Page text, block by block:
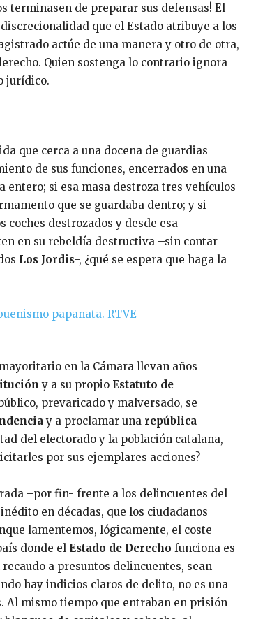
terminasen de preparar sus defensas! El
que el Estado atribuye a los
actúe de una manera y otro de otra,
Quien sostenga lo contrario ignora
jurídico.
que cerca a una docena de guardias
de sus funciones, encerrados en una
si esa masa destroza tres vehículos
que se guardaba dentro; y si
coches destrozados y desde esa
en su rebeldía destructiva –sin contar
Los Jordis-, ¿qué se espera que haga la
en la Cámara llevan años
y a su propio Estatuto de
prevaricado y malversado, se
y a proclamar una república
del electorado y la población catalana,
por sus ejemplares acciones?
–por fin- frente a los delincuentes del
en décadas, que los ciudadanos
lamentemos, lógicamente, el coste
donde el Estado de Derecho funciona es
a presuntos delincuentes, sean
hay indicios claros de delito, no es una
Al mismo tiempo que entraban en prisión